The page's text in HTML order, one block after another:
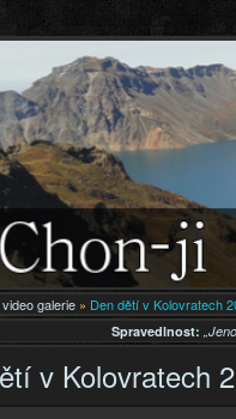
galerie » Den dětí v Kolovratech
Spravedlnost:
v Kolovratech